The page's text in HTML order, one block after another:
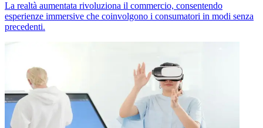
La realtà aumentata rivoluziona il commercio, consentendo
esperienze immersive che coinvolgono i consumatori in modi senza
precedenti.